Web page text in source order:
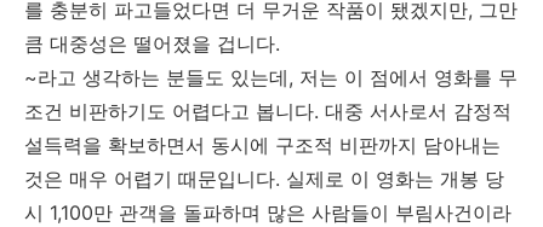
를 충분히 파고들었다면 더 무거운 작품이 됐겠지만, 그만
큼 대중성은 떨어졌을 겁니다.
~라고 생각하는 분들도 있는데, 저는 이 점에서 영화를 무
조건 비판하기도 어렵다고 봅니다. 대중 서사로서 감정적
설득력을 확보하면서 동시에 구조적 비판까지 담아내는
것은 매우 어렵기 때문입니다. 실제로 이 영화는 개봉 당
시 1,100만 관객을 돌파하며 많은 사람들이 부림사건이라